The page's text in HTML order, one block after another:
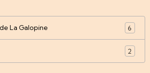
La Galopine 6
2